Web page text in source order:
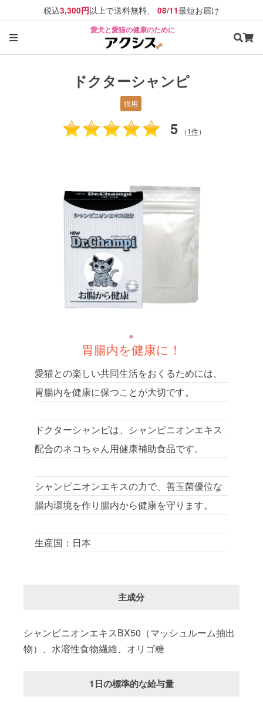
税込3,300円以上で送料無料、 08/11最短お届け
愛犬と愛猫の健康のために
ドクターシャンピ
猫用
5 （1件）
胃腸内を健康に！
愛猫との楽しい共同生活をおくるためには、
胃腸内を健康に保つことが大切です。
ドクターシャンピは、シャンピニオンエキス
配合のネコちゃん用健康補助食品です。
シャンピニオンエキスの力で、善玉菌優位な
腸内環境を作り腸内から健康を守ります。
生産国：日本
主成分
シャンピニオンエキスBX50（マッシュルーム抽出
物）、水溶性食物繊維、オリゴ糖
1日の標準的な給与量